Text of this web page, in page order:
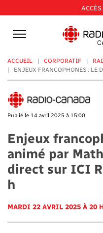
au
contenu
principal
ACCUEIL CORPORATIF
ENJEUX FRANCOPHONES : LE
Publié le 14 avril 2025 à 15:00
Enjeux
animé par
direct sur ICI
h
MARDI 22 AVRIL 2025 À 20